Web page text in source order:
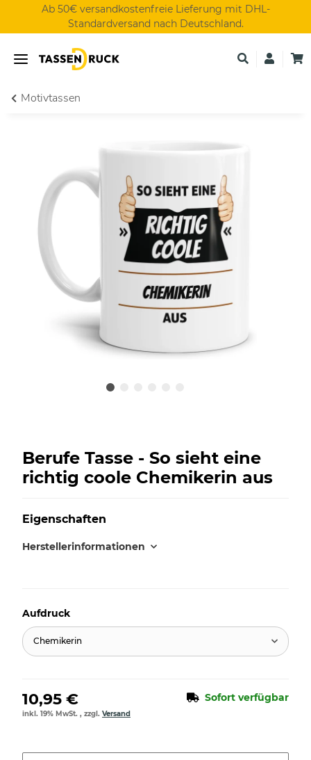
Ab 50€ versandkostenfreie Lieferung mit DHL-
Standardversand nach Deutschland.
Motivtassen
Berufe Tasse - So sieht eine
richtig coole Chemikerin aus
Eigenschaften
Herstellerinformationen
Aufdruck
Chemikerin
10,95 € Sofort verfügbar
inkl. 19% MwSt. , zzgl. Versand